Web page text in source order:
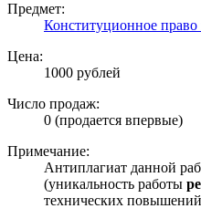
Предмет:
Конституционное право
Цена:
1000 рублей
Число продаж:
0 (продается впервые)
Примечание:
Антиплагиат данной
(уникальность работы
технических